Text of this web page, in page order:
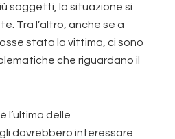
soggetti, la situazione si
Tra l’altro, anche se a
stata la vittima, ci sono
che riguardano il
l’ultima delle
dovrebbero interessare